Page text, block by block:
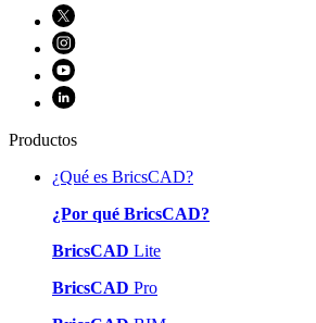
Productos
¿Qué es BricsCAD?
¿Por qué BricsCAD?
BricsCAD Lite
BricsCAD Pro